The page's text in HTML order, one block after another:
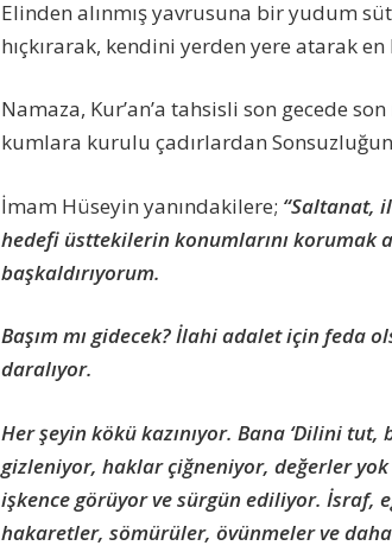
Elinden alınmış yavrusuna bir yudum
hıçkırarak, kendini yerden yere atarak en
Namaza, Kur’an’a tahsisli son gecede
kumlara kurulu çadırlardan
İmam Hüseyin yanındakilere; “Saltanat,
hedefi üsttekilerin konumlarını korumak
başkaldırıyorum.
Başım mı gidecek? İlahi adalet için feda
daralıyor.
Her şeyin kökü kazınıyor. Bana ‘Dilini
gizleniyor, haklar çiğneniyor, değerler yok
işkence görüyor ve sürgün ediliyor. İsraf,
hakaretler, sömürüler, övünmeler ve